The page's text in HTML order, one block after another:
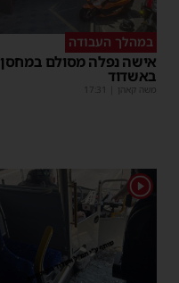
במהלך העבודה
אישה נפלה מסולם במחסן
באשדוד
משה קאהן 17:31
1